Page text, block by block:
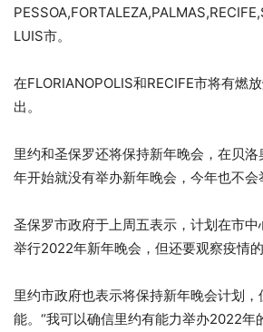
LUIS市。
在FLORIANOPOLIS和RECIFE市将有燃
出。
里约和圣保罗还将保持新年晚会，在贝
年开始就没有举办新年晚会，今年也不会
圣保罗市政府于上周五表示，计划在市
举行2022年新年晚会，但还要观察疫情的
里约市政府也表示将保持新年晚会计划
能。“我可以确信里约有能力举办2022年